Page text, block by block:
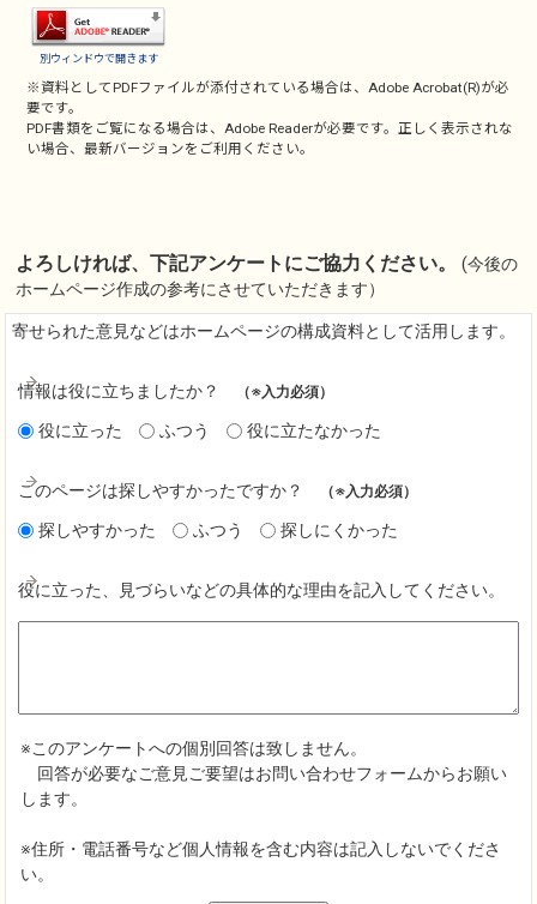
別ウィンドウで開きます
※資料としてPDFファイルが添付されている場合は、Adobe Acrobat(R)が必
要です。
PDF書類をご覧になる場合は、Adobe Readerが必要です。正しく表示されな
い場合、最新バージョンをご利用ください。